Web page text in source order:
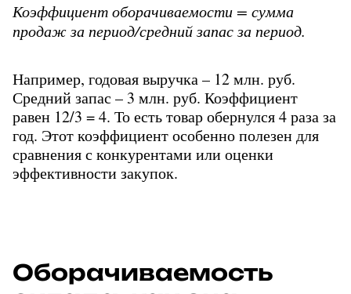
Коэффициент оборачиваемости = сумма
продаж за период/средний запас за период.
Например, годовая выручка – 12 млн. руб.
Средний запас – 3 млн. руб. Коэффициент
равен 12/3 = 4. То есть товар обернулся 4 раза за
год. Этот коэффициент особенно полезен для
сравнения с конкурентами или оценки
эффективности закупок.
Оборачиваемость